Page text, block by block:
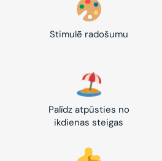
Stimulē radošumu
Palīdz atpūsties no
ikdienas steigas